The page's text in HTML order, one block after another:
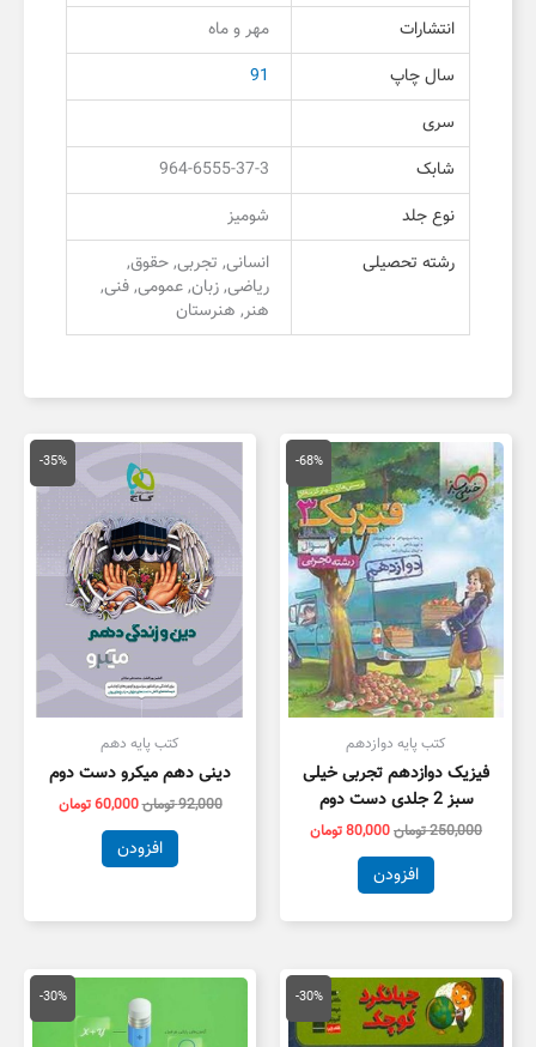
انتشارات
مهر و ماه
سال چاپ
91
سری
شابک
964-6555-37-3
نوع جلد
شومیز
رشته تحصیلی
انسانی, تجربی, حقوق,
ریاضی, زبان, عمومی, فنی,
هنر, هنرستان
-68%
کتب پایه دوازدهم
فیزیک دوازدهم تجربی خیلی
سبز 2 جلدی دست دوم
250,000تومان
قیمت
اصلی
250,000 تومان
بود.
80,000تومان
قیمت
فعلی
80,000 تومان
است.
افزودن
-35%
کتب پایه دهم
دینی دهم میکرو دست دوم
92,000تومان
قیمت
اصلی
92,000 تومان
بود.
60,000تومان
قیمت
فعلی
است.
افزودن
-30%
قیمت
اصلی
18,500 تومان
بود.
قیمت
فعلی
است.
-30%
قیمت
اصلی
10,000 تومان
بود.
قیمت
فعلی